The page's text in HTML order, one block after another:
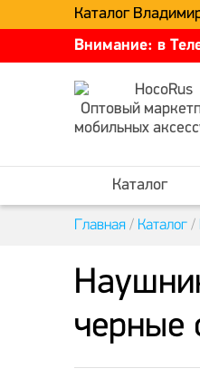
Каталог
Внимание: в
Оптовый
мобильных
Каталог
Главная / Каталог /
черные